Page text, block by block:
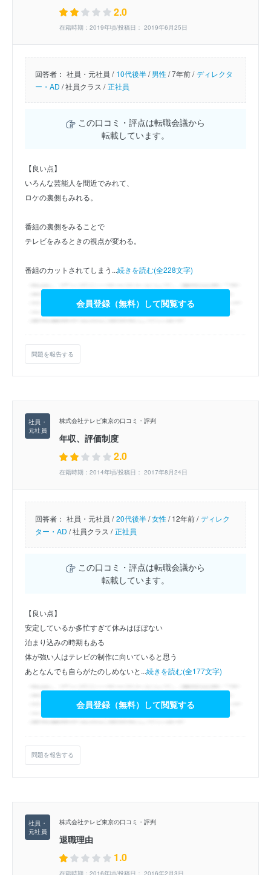
2.0
在籍時期：2019年頃/投稿日： 2019年6月25日
回答者： 社員・元社員 / 10代後半/男性/7年前 / ディレクタ
ー・AD /社員クラス / 正社員
この口コミ・評点は転職会議から
転載しています。
【良い点】
いろんな芸能人を間近でみれて、
ロケの裏側もみれる。
番組の裏側をみることで
テレビをみるときの視点が変わる。
番組のカットされてしまう...続きを読む(全228文字)
会員登録（無料）して閲覧する
問題を報告する
株式会社テレビ東京の口コミ・評判
年収、評価制度
2.0
在籍時期：2014年頃/投稿日： 2017年8月24日
回答者： 社員・元社員 / 20代後半/女性/12年前 / ディレク
ター・AD /社員クラス / 正社員
この口コミ・評点は転職会議から
転載しています。
【良い点】
安定しているか多忙すぎて休みはほぼない
泊まり込みの時期もある
体が強い人はテレビの制作に向いていると思う
あとなんでも自らがたのしめないと...続きを読む(全177文字)
会員登録（無料）して閲覧する
問題を報告する
株式会社テレビ東京の口コミ・評判
退職理由
1.0
在籍時期：2016年頃/投稿日： 2016年2月3日